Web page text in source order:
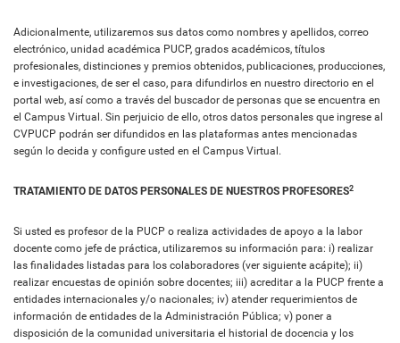
Adicionalmente, utilizaremos sus datos como nombres y apellidos, correo
electrónico, unidad académica PUCP, grados académicos, títulos
profesionales, distinciones y premios obtenidos, publicaciones, producciones,
e investigaciones, de ser el caso, para difundirlos en nuestro directorio en el
portal web, así como a través del buscador de personas que se encuentra en
el Campus Virtual. Sin perjuicio de ello, otros datos personales que ingrese al
CVPUCP podrán ser difundidos en las plataformas antes mencionadas
según lo decida y configure usted en el Campus Virtual.
TRATAMIENTO DE DATOS PERSONALES DE NUESTROS PROFESORES2
Si usted es profesor de la PUCP o realiza actividades de apoyo a la labor
docente como jefe de práctica, utilizaremos su información para: i) realizar
las finalidades listadas para los colaboradores (ver siguiente acápite); ii)
realizar encuestas de opinión sobre docentes; iii) acreditar a la PUCP frente a
entidades internacionales y/o nacionales; iv) atender requerimientos de
información de entidades de la Administración Pública; v) poner a
disposición de la comunidad universitaria el historial de docencia y los